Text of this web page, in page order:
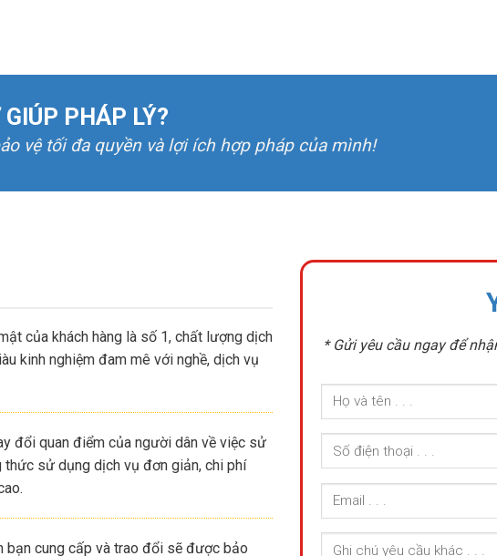
PHÁP LÝ?
vệ tối đa quyền và lợi ích hợp pháp của mình!
của khách hàng là số 1, chất lượng dịch
kinh nghiệm đam mê với nghề, dịch vụ
đổi quan điểm của người dân về việc sử
sử dụng dịch vụ đơn giản, chi phí
bạn cung cấp và trao đổi sẽ được bảo
* Gửi yêu cầu ngay để